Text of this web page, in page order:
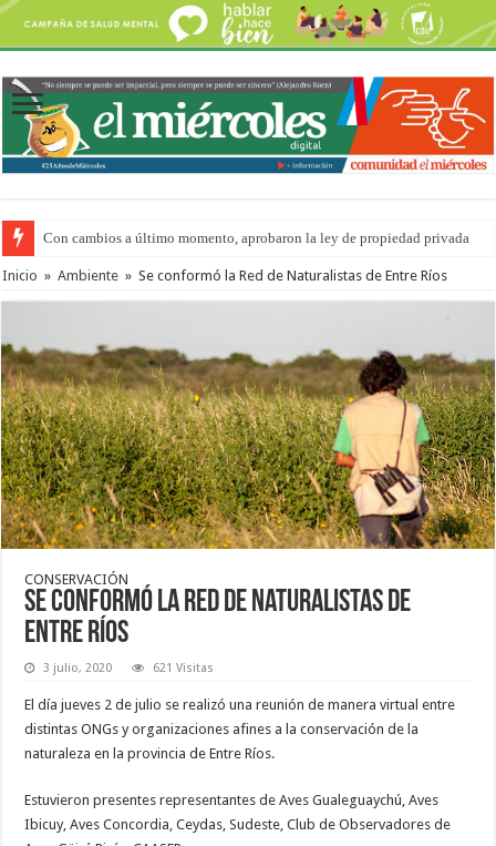
Con cambios a último momento, aprobaron la ley de propiedad privada
Inicio » Ambiente » Se conformó la Red de Naturalistas de Entre Ríos
CONSERVACIÓN
Se conformó la Red de Naturalistas de
Entre Ríos
3 julio, 2020 621 Visitas
El día jueves 2 de julio se realizó una reunión de manera virtual entre
distintas ONGs y organizaciones afines a la conservación de la
naturaleza en la provincia de Entre Ríos.
Estuvieron presentes representantes de Aves Gualeguaychú, Aves
Ibicuy, Aves Concordia, Ceydas, Sudeste, Club de Observadores de